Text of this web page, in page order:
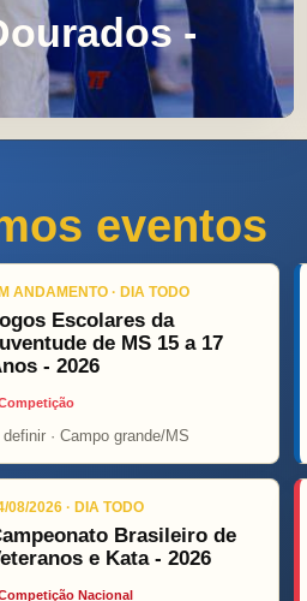
-
eventos
ANDAMENTO · DIA TODO
Escolares da
de MS 15 a 17
- 2026
· Campo grande/MS
08/2026 · DIA TODO
Brasileiro de
e Kata - 2026
Nacional
Top Fight